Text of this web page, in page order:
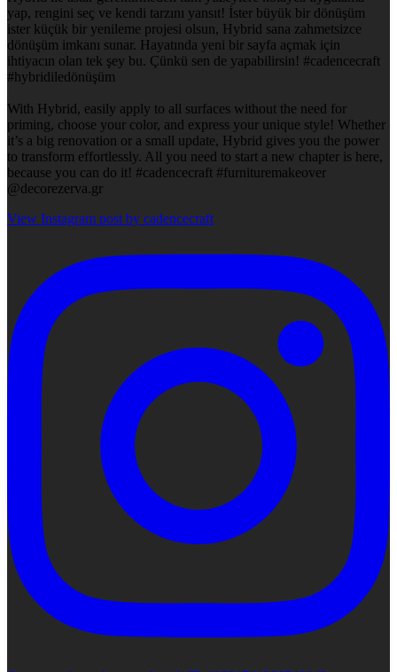
yap, rengini seç ve kendi tarzını yansıt! İster büyük bir dönüşüm
ister küçük bir yenileme projesi olsun, Hybrid sana zahmetsizce
dönüşüm imkanı sunar. Hayatında yeni bir sayfa açmak için
ihtiyacın olan tek şey bu. Çünkü sen de yapabilirsin! #cadencecraft
#hybridiledönüşüm
With Hybrid, easily apply to all surfaces without the need for
priming, choose your color, and express your unique style! Whether
it’s a big renovation or a small update, Hybrid gives you the power
to transform effortlessly. All you need to start a new chapter is here,
because you can do it! #cadencecraft #furnituremakeover
@decorezerva.gr
View Instagram post by cadencecraft